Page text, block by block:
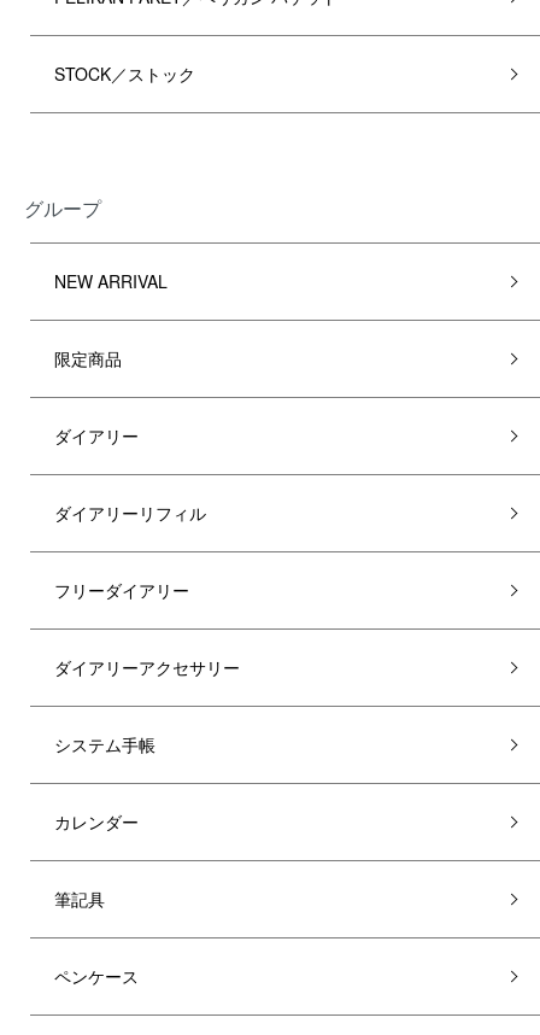
STOCK／ストック
グループ
NEW ARRIVAL
限定商品
ダイアリー
ダイアリーリフィル
フリーダイアリー
ダイアリーアクセサリー
システム手帳
カレンダー
筆記具
ペンケース